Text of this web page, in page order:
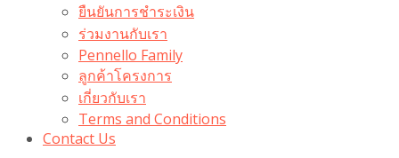
ยืนยันการชำระเงิน
ร่วมงานกับเรา
Pennello Family
ลูกค้าโครงการ
เกี่ยวกับเรา
Terms and Conditions
Contact Us